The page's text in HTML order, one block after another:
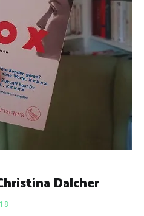
Dalcher